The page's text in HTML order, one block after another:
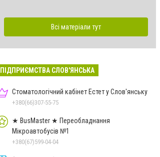
Всі матеріали тут
ПІДПРИЄМСТВА СЛОВ'ЯНСЬКА
Стоматологічний кабінет Естет у Слов'янську
+380(66)307-55-75
★ BusMaster ★ Переобладнання
Мікроавтобусів №1
+380(67)599-04-04